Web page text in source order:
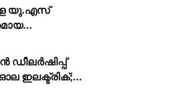
യു.എസ്
അമർഷം
ഡീലർഷിപ്പ്
ഇലക്ട്രിക്;
പേർ